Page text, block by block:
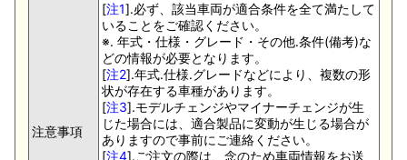
注意事項
[注1].必ず、該当車両が適合条件を全て満たして
いることをご確認ください。
※. 年式・仕様・グレード・その他.条件(備考)な
どの情報が必要となります。
[注2].年式.仕様.グレードなどにより、複数の形
状が存在する車種があります。
[注3].モデルチェンジやマイナーチェンジが生
じた場合には、適合製品に変動が生じる場合が
ありますので事前にご連絡ください。
[注4].ご注文の際は、念のため車両情報をお送